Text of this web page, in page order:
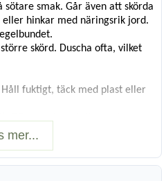
smak. Går även att skörda
hinkar med näringsrik jord.
skörd. Duscha ofta, vilket
Håll fuktigt, täck med plast eller
Efter uppkomst, ljust och
hantera, sätt 1/kruka i gödslad
mer...